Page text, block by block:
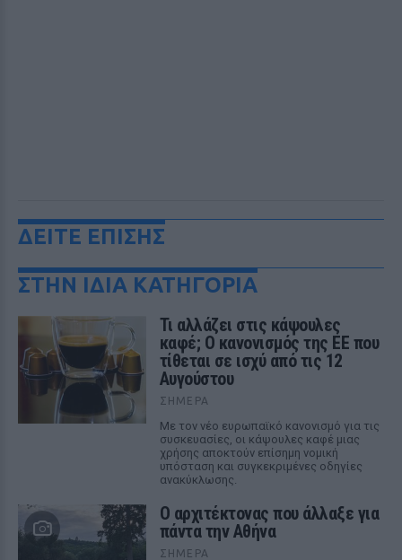
ΔΕΙΤΕ ΕΠΙΣΗΣ
ΣΤΗΝ ΙΔΙΑ ΚΑΤΗΓΟΡΙΑ
Τι αλλάζει στις κάψουλες
καφέ; Ο κανονισμός της ΕΕ που
τίθεται σε ισχύ από τις 12
Αυγούστου
ΣΉΜΕΡΑ
Με τον νέο ευρωπαϊκό κανονισμό για τις
συσκευασίες, οι κάψουλες καφέ μιας
χρήσης αποκτούν επίσημη νομική
υπόσταση και συγκεκριμένες οδηγίες
ανακύκλωσης.
Ο αρχιτέκτονας που άλλαξε για
πάντα την Αθήνα
ΣΉΜΕΡΑ